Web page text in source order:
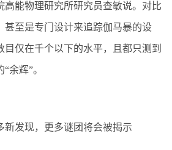
高能物理研究所研究员查敏说。对比
甚至是专门设计来追踪伽马暴的设
目仅在千个以下的水平，且都只测到
余辉”。
新发现，更多谜团将会被揭示